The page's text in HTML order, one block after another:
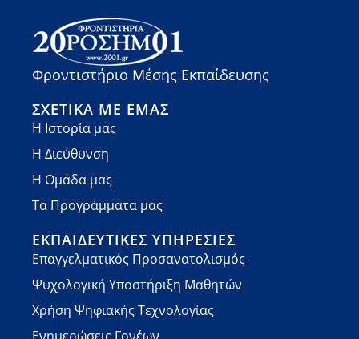
Φροντιστήριο Μέσης Εκπαίδευσης
ΣΧΕΤΙΚΆ ΜΕ ΕΜΆΣ
Η Ιστορία μας
Η Διεύθυνση
Η Ομάδα μας
Τα Προγράμματα μας
ΕΚΠΑΙΔΕΥΤΙΚΈΣ ΥΠΗΡΕΣΊΕΣ
Επαγγελματικός Προσανατολισμός
Ψυχολογική Υποστήριξη Μαθητών
Χρήση Ψηφιακής Τεχνολογίας